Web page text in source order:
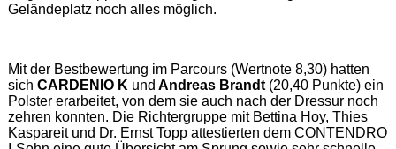
Geländeplatz noch alles möglich.
Mit der Bestbewertung im Parcours (Wertnote 8,30) hatten
sich CARDENIO K und Andreas Brandt(20,40 Punkte) ein
Polster erarbeitet, von dem sie auch nach der Dressur noch
zehren konnten. Die Richtergruppe mit Bettina Hoy, Thies
Kaspareit und Dr. Ernst Topp attestierten dem CONTENDRO